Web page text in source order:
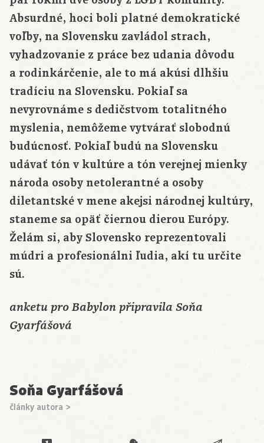
Absurdné, hoci boli platné demokratické
voľby, na Slovensku zavládol strach,
vyhadzovanie z práce bez udania dôvodu
a rodinkárčenie, ale to má akúsi dlhšiu
tradíciu na Slovensku. Pokiaľ sa
nevyrovnáme s dedičstvom totalitného
myslenia, nemôžeme vytvárať slobodnú
budúcnosť. Pokiaľ budú na Slovensku
udávať tón v kultúre a tón verejnej mienky
národa osoby netolerantné a osoby
diletantské v mene akejsi národnej kultúry,
staneme sa opäť čiernou dierou Európy.
Želám si, aby Slovensko reprezentovali
múdri a profesionálni ľudia, akí tu určite
sú.
anketu pro Babylon připravila Soňa
Gyarfášová
Soňa Gyarfášová
články autora >